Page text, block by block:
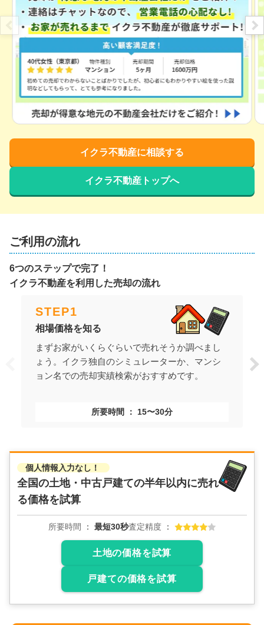
イクラ不動産に相談する
イクラ不動産トップへ
ご利用の流れ
6つのステップで完了！
イクラ不動産を利用した売却の流れ
STEP1
相場価格を知る
まずお家がいくらぐらいで売れそうか調べまし
ょう。イクラ独自のシミュレーターか、マンシ
ョン名での売却実績検索がおすすめです。
所要時間 15〜30分
個人情報入力なし！
全国の土地・中古戸建ての半年以内に売れ
る価格を試算
所要時間 最短30秒査定精度
土地の価格を試算
戸建ての価格を試算